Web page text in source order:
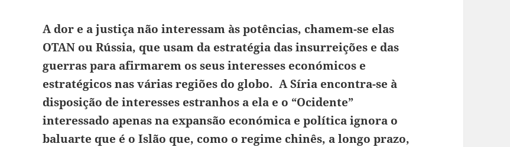
A dor e a justiça não interessam às potências, chamem-se elas
OTAN ou Rússia, que usam da estratégia das insurreições e das
guerras para afirmarem os seus interesses económicos e
estratégicos nas várias regiões do globo. A Síria encontra-se à
disposição de interesses estranhos a ela e o “Ocidente”
interessado apenas na expansão económica e política ignora o
baluarte que é o Islão que, como o regime chinês, a longo prazo,